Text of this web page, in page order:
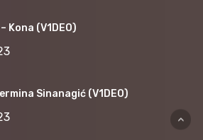
Kona (V1DEO)
Sinanagić (V1DEO)